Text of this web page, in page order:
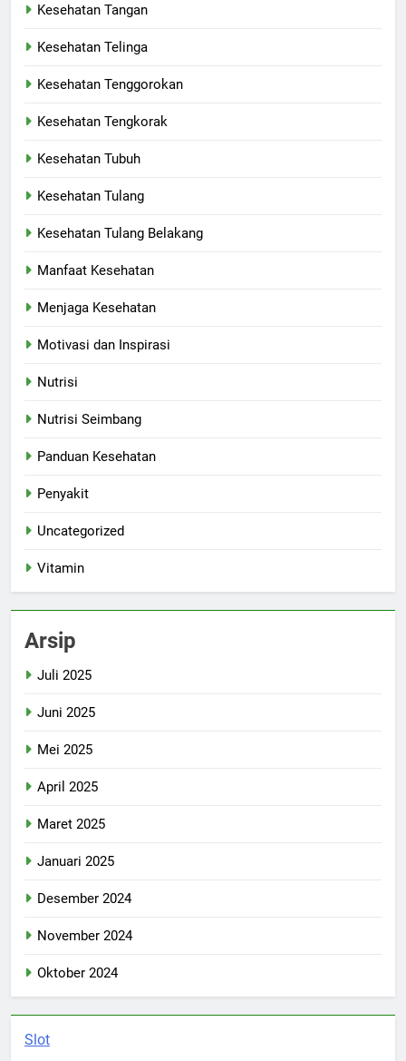
Kesehatan Tangan
Kesehatan Telinga
Kesehatan Tenggorokan
Kesehatan Tengkorak
Kesehatan Tubuh
Kesehatan Tulang
Kesehatan Tulang Belakang
Manfaat Kesehatan
Menjaga Kesehatan
Motivasi dan Inspirasi
Nutrisi
Nutrisi Seimbang
Panduan Kesehatan
Penyakit
Uncategorized
Vitamin
Arsip
Juli 2025
Juni 2025
Mei 2025
April 2025
Maret 2025
Januari 2025
Desember 2024
November 2024
Oktober 2024
Slot